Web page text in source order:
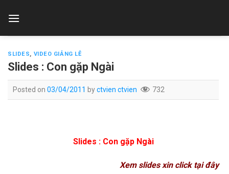
SLIDES, VIDEO GIẢNG LỄ
Slides : Con gặp Ngài
Posted on 03/04/2011 byctvien ctvien 732
Slides : Con gặp Ngài
Xem slides xin click tại đây